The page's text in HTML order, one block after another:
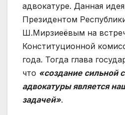
адвокатуре. Данная
Президентом
Ш.Мирзиеёвым на
Конституционной
года. Тогда глава
что «создание сильной
адвокатуры является
задачей».